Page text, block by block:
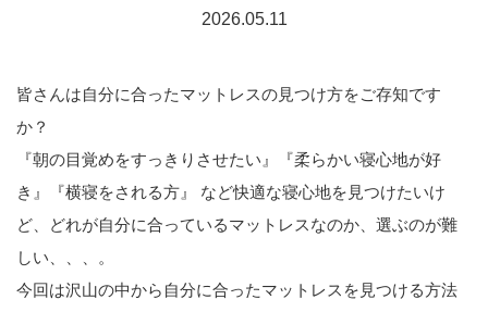
2026.05.11
皆さんは自分に合ったマットレスの見つけ方をご存知です
か？
『朝の目覚めをすっきりさせたい』『柔らかい寝心地が好
き』『横寝をされる方』 など快適な寝心地を見つけたいけ
ど、どれが自分に合っているマットレスなのか、選ぶのが難
しい、、、。
今回は沢山の中から自分に合ったマットレスを見つける方法